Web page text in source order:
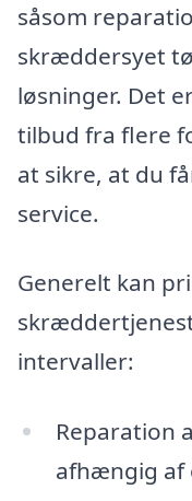
såsom
skræddersyet
løsninger. Det
tilbud fra flere
at sikre, at du
service.
Generelt kan
intervaller:
Reparation
afhængig af